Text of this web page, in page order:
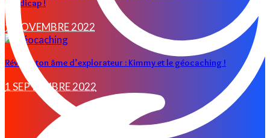
handicap !
1 NOVEMBRE 2022
Réveille ton âme d’explorateur : Kimmy et le géocaching !
1 SEPTEMBRE 2022